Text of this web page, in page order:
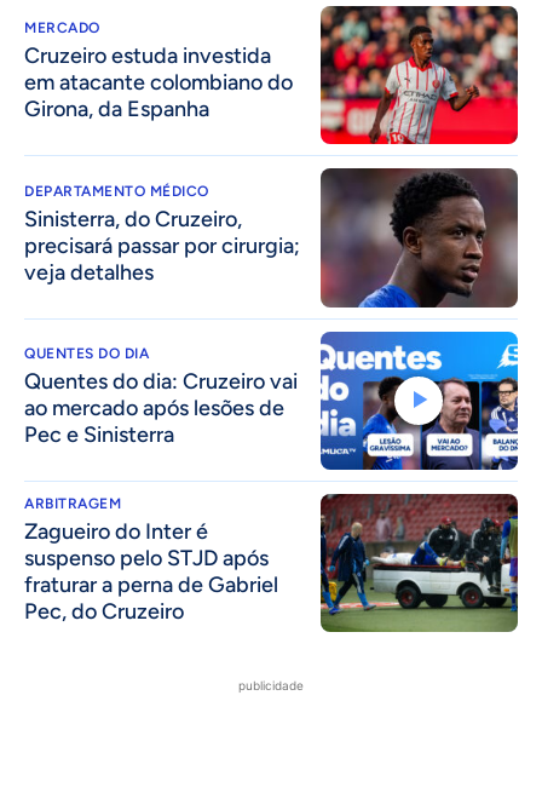
MERCADO
Cruzeiro estuda investida
em atacante colombiano do
Girona, da Espanha
DEPARTAMENTO MÉDICO
Sinisterra, do Cruzeiro,
precisará passar por cirurgia;
veja detalhes
QUENTES DO DIA
Quentes do dia: Cruzeiro vai
ao mercado após lesões de
Pec e Sinisterra
ARBITRAGEM
Zagueiro do Inter é
suspenso pelo STJD após
fraturar a perna de Gabriel
Pec, do Cruzeiro
publicidade